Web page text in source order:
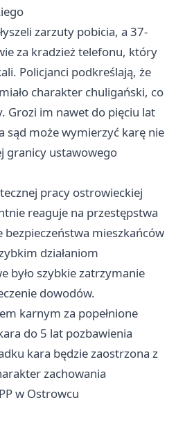
zarzuty pobicia, a 37-
za kradzież telefonu, który
Policjanci podkreślają, że
charakter chuligański, co
Grozi im nawet do pięciu lat
sąd może wymierzyć karę nie
granicy ustawowego
pracy ostrowieckiej
reaguje na przestępstwa
bezpieczeństwa mieszkańców
działaniom
było szybkie zatrzymanie
dowodów.
karnym za popełnione
do 5 lat pozbawienia
kara będzie zaostrzona z
zachowania
w Ostrowcu